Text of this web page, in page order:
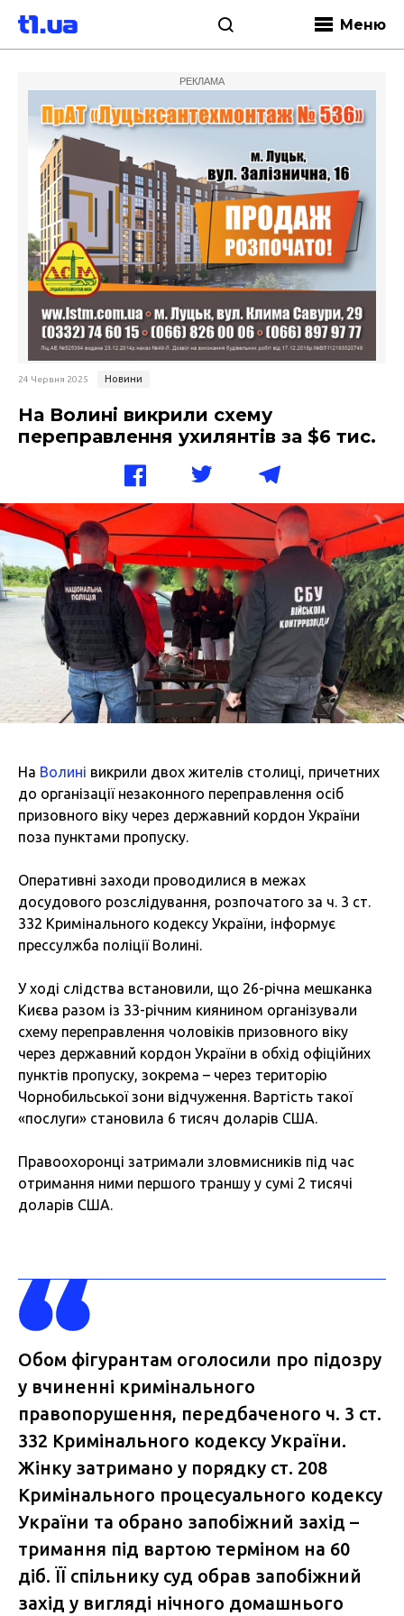
Меню
РЕКЛАМА
24 Червня 2025 Новини
На Волині викрили схему
переправлення ухилянтів за $6 тис.
На Волині викрили двох жителів столиці, причетних
до організації незаконного переправлення осіб
призовного віку через державний кордон України
поза пунктами пропуску.
Оперативні заходи проводилися в межах
досудового розслідування, розпочатого за ч. 3 ст.
332 Кримінального кодексу України, інформує
прессулжба поліції Волині.
У ході слідства встановили, що 26-річна мешканка
Києва разом із 33-річним киянином організували
схему переправлення чоловіків призовного віку
через державний кордон України в обхід офіційних
пунктів пропуску, зокрема – через територію
Чорнобильської зони відчуження. Вартість такої
«послуги» становила 6 тисяч доларів США.
Правоохоронці затримали зловмисників під час
отримання ними першого траншу у сумі 2 тисячі
доларів США.
Обом фігурантам оголосили про підозру
у вчиненні кримінального
правопорушення, передбаченого ч. 3 ст.
332 Кримінального кодексу України.
Жінку затримано у порядку ст. 208
Кримінального процесуального кодексу
України та обрано запобіжний захід –
тримання під вартою терміном на 60
діб. ЇЇ спільнику суд обрав запобіжний
захід у вигляді нічного домашнього